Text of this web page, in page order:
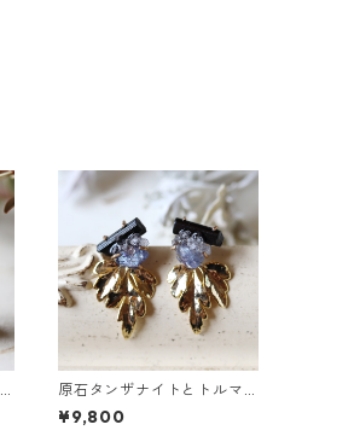
原石タンザナイトとトルマ
リンとクレマチスの葉ピア
ス
¥9,800